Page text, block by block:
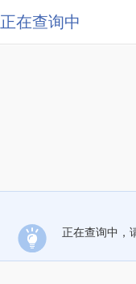
正在查询中
正在查询中，